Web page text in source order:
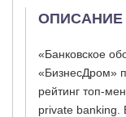
ОПИСАНИЕ
«Банковское
«БизнесДром»
рейтинг топ-
private banking.